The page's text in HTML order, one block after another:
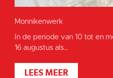
Monnikenwerk
In de periode van 10 tot en
16 augustus als...
LEES MEER